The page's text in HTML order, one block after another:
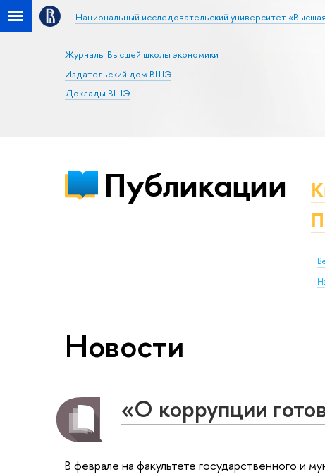
Национальный исследовательский университет
Журналы Высшей школы экономики
Издательский дом ВШЭ
Доклады ВШЭ
Публикации
Новости
«О коррупции
В феврале на факультете государственного и